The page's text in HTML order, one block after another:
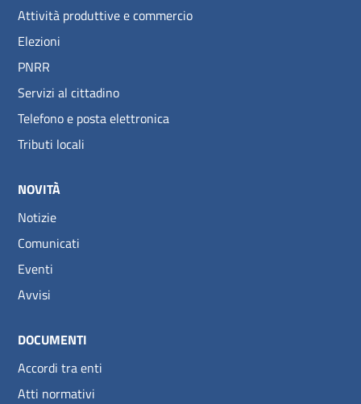
Attività produttive e commercio
Elezioni
PNRR
Servizi al cittadino
Telefono e posta elettronica
Tributi locali
NOVITÀ
Notizie
Comunicati
Eventi
Avvisi
DOCUMENTI
Accordi tra enti
Atti normativi